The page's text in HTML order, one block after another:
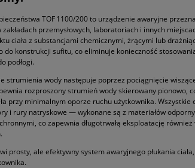
TOF 1100/200 to urządzenie awaryjne
przemysłowych, laboratoriach i innych
ciała z substancjami chemicznymi, żrącymi lub
do konstrukcji sufitu, co eliminuje konieczność
podłogi.
strumienia wody następuje poprzez pociągnięcie
rozproszony strumień wody skierowany pionowo,
przy minimalnym oporze ruchu użytkownika.
i rury natryskowe — wykonane są z materiałów
co zapewnia długotrwałą eksploatację
prosty, ale efektywny system awaryjnego płukania